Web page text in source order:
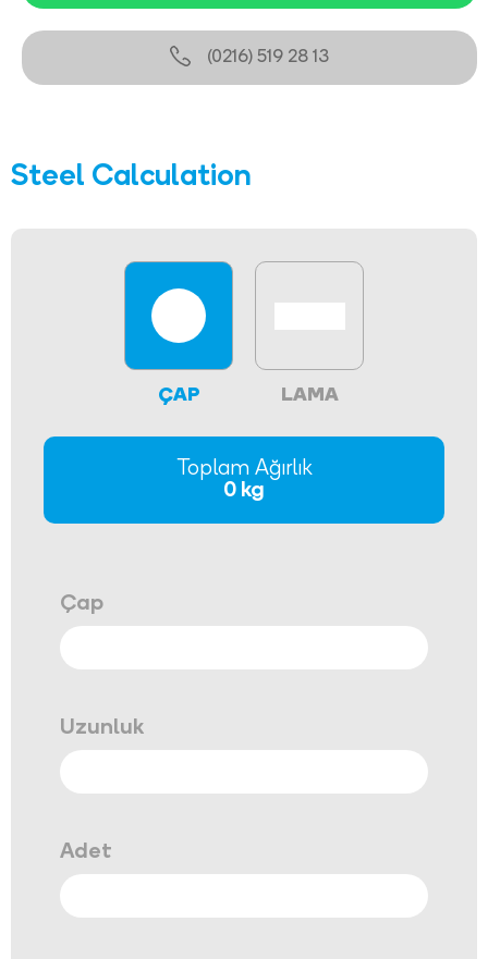
(0216) 519 28 13
Steel Calculation
ÇAP LAMA
Çap
Uzunluk
Adet
Toplam Ağırlık
0 kg